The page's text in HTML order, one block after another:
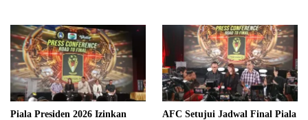
Piala Presiden 2026 Izinkan
AFC Setujui Jadwal Final Piala